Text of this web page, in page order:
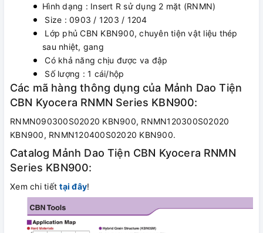
Hình dạng : Insert R sử dụng 2 mặt (RNMN)
Size : 0903 / 1203 / 1204
Lớp phủ CBN KBN900, chuyên tiện vật liệu thép
sau nhiệt, gang
Có khả năng chịu được va đập
Số lượng : 1 cái/hộp
Các mã hàng thông dụng của Mảnh Dao Tiện
CBN Kyocera RNMN Series KBN900:
RNMN090300S02020 KBN900, RNMN120300S02020
KBN900, RNMN120400S02020 KBN900.
Catalog Mảnh Dao Tiện CBN Kyocera RNMN
Series KBN900:
Xem chi tiếttại đây!